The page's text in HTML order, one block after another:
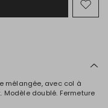
mélangée, avec col à
doublé. Fermeture